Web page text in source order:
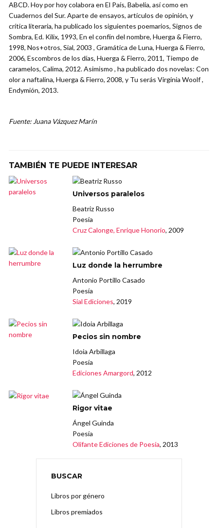
ABCD. Hoy por hoy colabora en El País, Babelia, así como en
Cuadernos del Sur. Aparte de ensayos, artículos de opinión, y
crítica literaria, ha publicado los siguientes poemarios, Signos de
Sombra, Ed. Kilix, 1993, En el confín del nombre, Huerga & Fierro,
1998, Nos+otros, Sial, 2003 , Gramática de Luna, Huerga & Fierro,
2006, Escombros de los días, Huerga & Fierro, 2011, Tiempo de
caramelos, Calima, 2012. Asimismo , ha publicado dos novelas: Con
olor a naftalina, Huerga & Fierro, 2008, y Tu serás Virginia Woolf ,
Endymión, 2013.
Fuente: Juana Vázquez Marín
TAMBIÉN TE PUEDE INTERESAR
Universos paralelos
Beatriz Russo
Poesía
Cruz Calonge, Enrique Honorio, 2009
Luz donde la herrumbre
Antonio Portillo Casado
Poesía
Sial Ediciones, 2019
Pecios sin nombre
Idoia Arbillaga
Poesía
Ediciones Amargord, 2012
Rigor vitae
Ángel Guinda
Poesía
Olifante Ediciones de Poesía, 2013
BUSCAR
Libros por género
Libros premiados